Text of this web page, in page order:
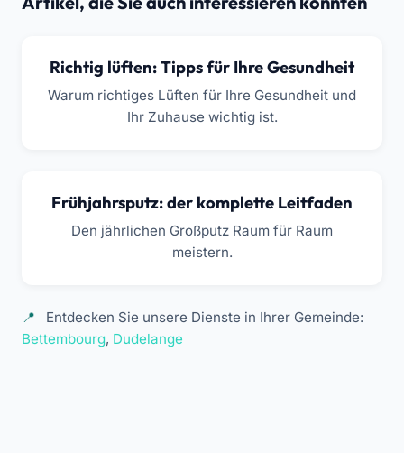
Richtig lüften: Tipps für Ihre Gesundheit
Warum richtiges Lüften für Ihre Gesundheit und
Ihr Zuhause wichtig ist.
Frühjahrsputz: der komplette Leitfaden
Den jährlichen Großputz Raum für Raum
meistern.
Entdecken Sie unsere Dienste in Ihrer Gemeinde:
Bettembourg, Dudelange